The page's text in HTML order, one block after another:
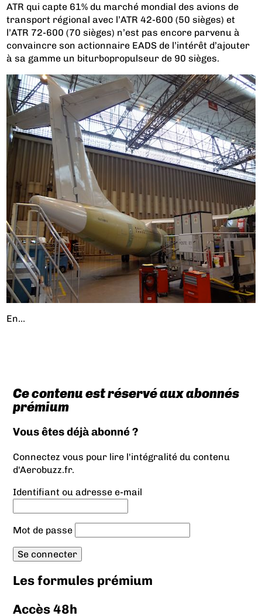
ATR qui capte 61% du marché mondial des avions de
transport régional avec l’ATR 42-600 (50 sièges) et
l’ATR 72-600 (70 sièges) n’est pas encore parvenu à
convaincre son actionnaire EADS de l’intérêt d’ajouter
à sa gamme un biturbopropulseur de 90 sièges.
En...
Ce contenu est réservé aux abonnés
prémium
Vous êtes déjà abonné ?
Connectez vous pour lire l'intégralité du contenu
d'Aerobuzz.fr.
Identifiant ou adresse e-mail
Mot de passe
Les formules prémium
Accès 48h